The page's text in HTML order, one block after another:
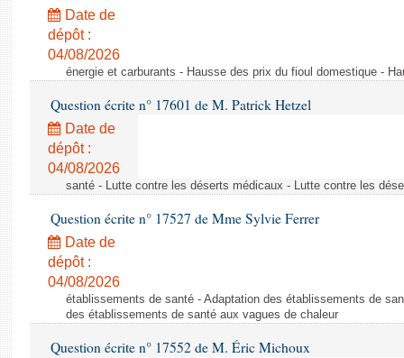
Date de
dépôt :
04/08/2026
énergie et carburants - Hausse des prix du fioul domestique -
Question écrite n° 17601 de M. Patrick Hetzel
Date de
dépôt :
04/08/2026
santé - Lutte contre les déserts médicaux - Lutte contre les
Question écrite n° 17527 de Mme Sylvie Ferrer
Date de
dépôt :
04/08/2026
établissements de santé - Adaptation des établissements de
des établissements de santé aux vagues de chaleur
Question écrite n° 17552 de M. Éric Michoux